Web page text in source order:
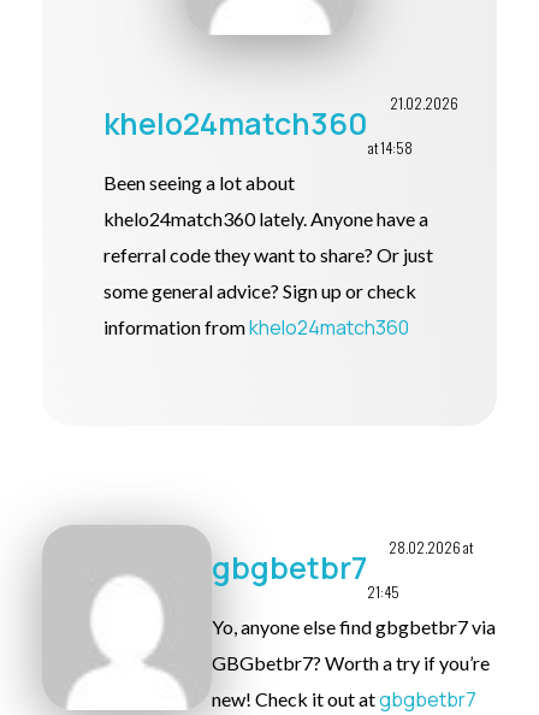
khelo24match360 21.02.2026
at 14:58
Been seeing a lot about
khelo24match360 lately. Anyone have a
referral code they want to share? Or just
some general advice? Sign up or check
information fromkhelo24match360
gbgbetbr7 28.02.2026 at
21:45
Yo, anyone else find gbgbetbr7 via
GBGbetbr7? Worth a try if you’re
new! Check it out atgbgbetbr7